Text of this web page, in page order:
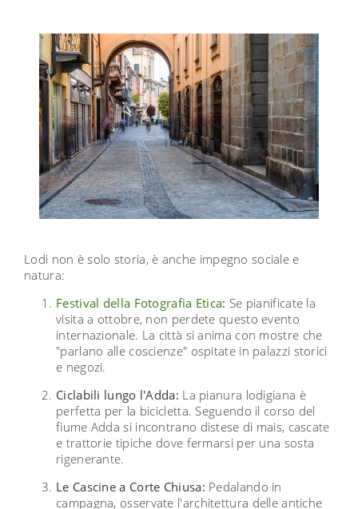
Lodi non è solo storia, è anche impegno sociale e
natura:
Festival della Fotografia Etica: Se pianificate la
visita a ottobre, non perdete questo evento
internazionale. La città si anima con mostre che
"parlano alle coscienze" ospitate in palazzi storici
e negozi.
Ciclabili lungo l'Adda: La pianura lodigiana è
perfetta per la bicicletta. Seguendo il corso del
fiume Adda si incontrano distese di mais, cascate
e trattorie tipiche dove fermarsi per una sosta
rigenerante.
Le Cascine a Corte Chiusa: Pedalando in
campagna, osservate l'architettura delle antiche